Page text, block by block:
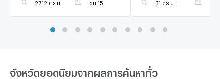
27.12 ตร.ม. ชั้น 15 31 ตร.ม.
จังหวัดยอดนิยมจากผลการค้นหาทั่ว